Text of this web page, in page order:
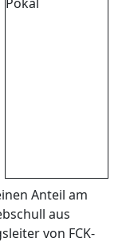
Anteil am
aus
von FCK-